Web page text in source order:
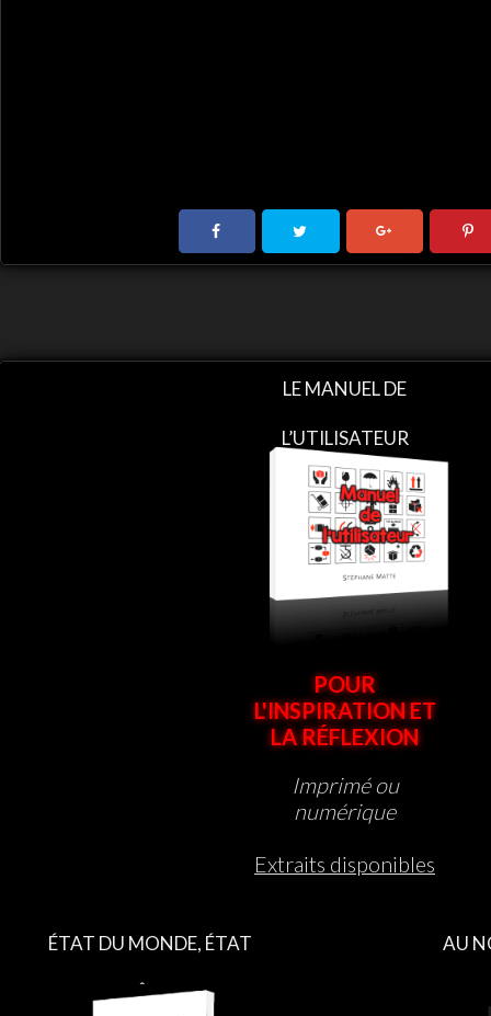
LE MANUEL DE
L’UTILISATEUR
POUR
L'INSPIRATION ET
LA RÉFLEXION
Imprimé ou
numérique
Extraits disponibles
ÉTAT DU MONDE, ÉTAT
D’ÊTRE
AU